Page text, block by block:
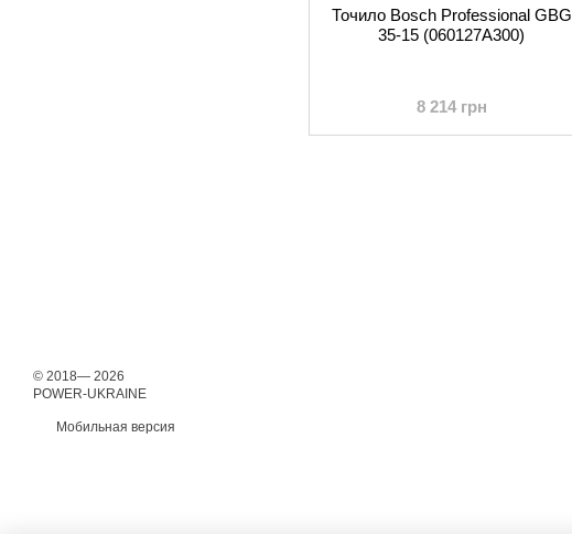
Точило Bosch Professional GBG
35-15 (060127A300)
8 214 грн
© 2018— 2026
POWER-UKRAINE
Мобильная версия